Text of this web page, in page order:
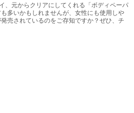
、元からクリアにしてくれる「ボディペーパ
多いかもしれませんが、女性にも使用しや
売されているのをご存知ですか？ぜひ、チ